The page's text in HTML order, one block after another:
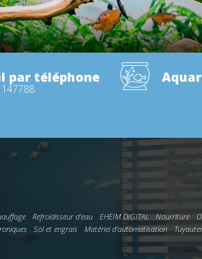
par téléphone
Refroidisseur d'eau EHEIM DIGITAL Nourriture
Sol et engrais Matériel d'automatisation